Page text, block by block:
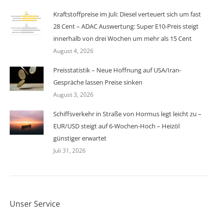
Kraftstoffpreise im Juli: Diesel verteuert sich um fast
28 Cent – ADAC Auswertung: Super E10-Preis steigt
innerhalb von drei Wochen um mehr als 15 Cent
August 4, 2026
Preisstatistik – Neue Hoffnung auf USA/Iran-
Gespräche lassen Preise sinken
August 3, 2026
Schiffsverkehr in Straße von Hormus legt leicht zu –
EUR/USD steigt auf 6-Wochen-Hoch – Heizöl
günstiger erwartet
Juli 31, 2026
Unser Service